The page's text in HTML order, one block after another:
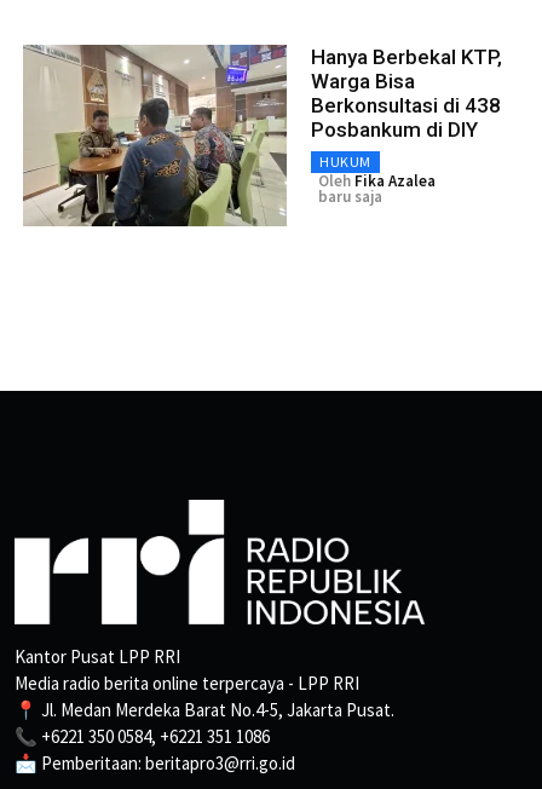
Hanya Berbekal KTP,
Warga Bisa
Berkonsultasi di 438
Posbankum di DIY
HUKUM
Oleh Fika Azalea
baru saja
Kantor Pusat LPP RRI
Media radio berita online terpercaya - LPP RRI
📍 Jl. Medan Merdeka Barat No.4-5, Jakarta Pusat.
📞 +6221 350 0584, +6221 351 1086
📩 Pemberitaan: beritapro3@rri.go.id